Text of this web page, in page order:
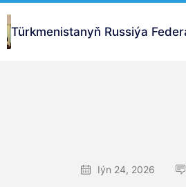
Türkmenistanyň Russiýa
Iýn 24, 2026